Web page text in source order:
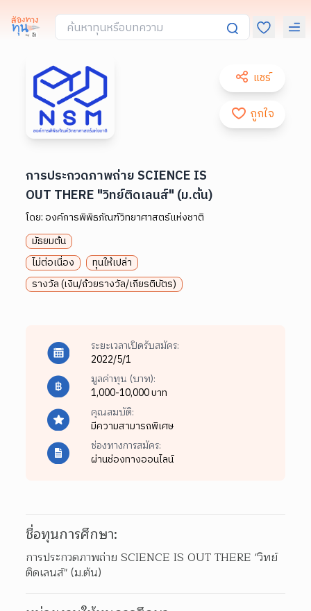
แชร์
ถูกใจ
การประกวดภาพถ่าย SCIENCE IS
OUT THERE "วิทย์ติดเลนส์" (ม.ต้น)
โดย:องค์การพิพิธภัณฑ์วิทยาศาสตร์แห่งชาติ
มัธยมต้น
ไม่ต่อเนื่อง
ทุนให้เปล่า
รางวัล (เงิน/ถ้วยรางวัล/เกียรติบัตร)
ระยะเวลาเปิดรับสมัคร:
2022/5/1
มูลค่าทุน (บาท):
1,000-10,000 บาท
คุณสมบัติ:
มีความสามารถพิเศษ
ช่องทางการสมัคร:
ผ่านช่องทางออนไลน์
ชื่อทุนการศึกษา:
การประกวดภาพถ่าย SCIENCE IS OUT THERE "วิทย์
ติดเลนส์" (ม.ต้น)